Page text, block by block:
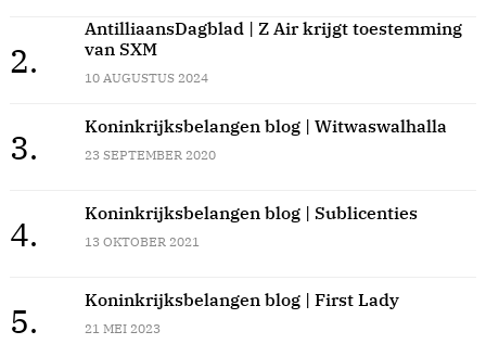
2.
AntilliaansDagblad | Z Air krijgt toestemming
van SXM
10 AUGUSTUS 2024
3.
Koninkrijksbelangen blog | Witwaswalhalla
23 SEPTEMBER 2020
4.
Koninkrijksbelangen blog | Sublicenties
13 OKTOBER 2021
5.
Koninkrijksbelangen blog | First Lady
21 MEI 2023